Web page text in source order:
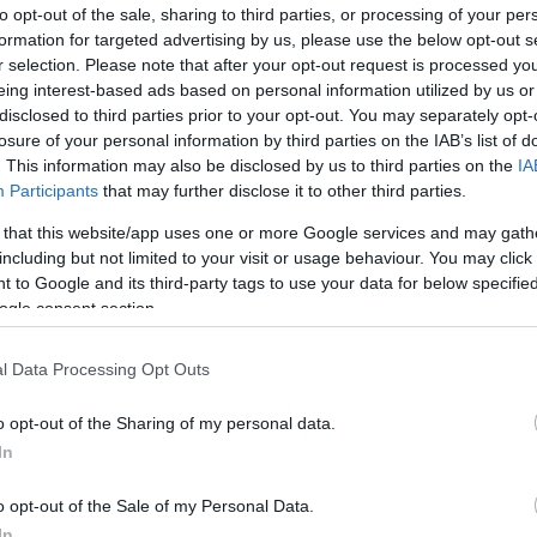
opt-out of the sale, sharing to third parties, or processing of your
for targeted advertising by us, please use the below opt-out
selection. Please note that after your opt-out request is processed
interest-based ads based on personal information utilized by us
to third parties prior to your opt-out. You may separately
of your personal information by third parties on the IAB’s list of
This information may also be disclosed by us to third parties on the
Participants that may further disclose it to other third parties.
that this website/app uses one or more Google services and may
but not limited to your visit or usage behaviour. You may
to Google and its third-party tags to use your data for below
consent section.
Data Processing Opt Outs
opt-out of the Sharing of my personal data.
opt-out of the Sale of my Personal Data.
éreztem” – Gerinél elszakadt a
egy kedves szava sem volt hozzá az első feladat
elemét csak kritizálni tudták.
22:20
ki az öltözőből, hogy most
gyerekként rengeteg bántást kapott a
sportoljon és jó formában legyen.